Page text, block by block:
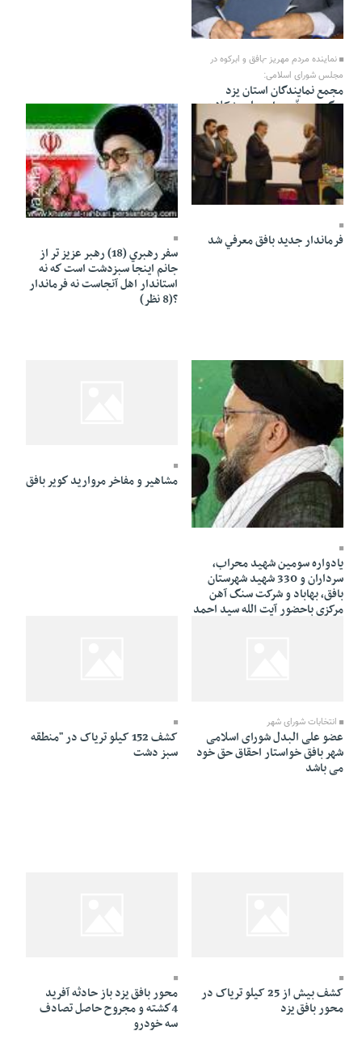
04 Mordad 1387 - 01:39
نماینده مردم مهریز -بافق و ابرکوه در
مجلس شورای اسلامی:
مجمع نمایندگان استان یزد
پیگیری جدّی برای حل مشکلات
استان خواهند داشت
29 Bahman 1386 - 02:06
فرماندار جديد بافق معرفي شد
04 Dey 1386 - 16:07
سفر رهبري (18) رهبر عزيز تر از
جانم اينجا سبزدشت است كه نه
استاندار اهل آنجاست نه فرماندار
؟(8 نظر)
17 Tir 1386 - 00:20
یادواره سومین شهید محراب،
سرداران و 330 شهید شهرستان
بافق، بهاباد و شرکت سنگ آهن
مرکزی باحضور آیت الله سید احمد
مشاهیر و مفاخر مرواريد كوير بافق
انتخابات شورای شهر
عضو علی البدل شورای اسلامی
شهر بافق خواستار احقاق حق خود
می باشد
کشف 152 کيلو ترياک در "منطقه
سبز دشت
کشف بيش از 25 کيلو ترياک در
محور بافق يزد
محور بافق يزد باز حادثه آفريد
4كشته و مجروح حاصل تصادف
سه خودرو